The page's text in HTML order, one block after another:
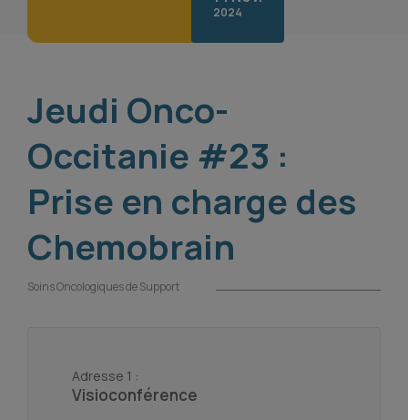
2024
Jeudi Onco-
Occitanie #23 :
Prise en charge des
Chemobrain
Soins Oncologiques de Support
Adresse 1 :
Visioconférence